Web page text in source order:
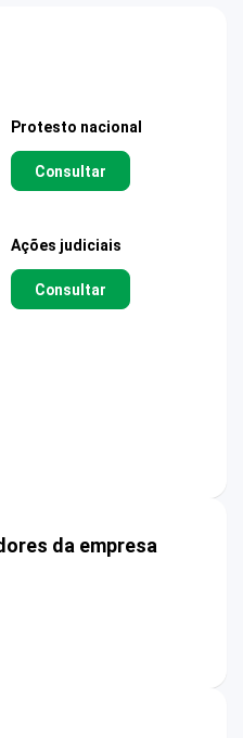
Protesto nacional
Consultar
Ações judiciais
Consultar
da empresa